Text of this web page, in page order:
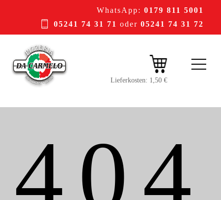
WhatsApp: 0179 811 5001
05241 74 31 71 oder 05241 74 31 72
404